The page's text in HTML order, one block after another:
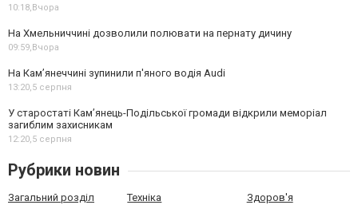
10:18,Вчора
На Хмельниччині дозволили полювати на пернату дичину
09:59,Вчора
На Камʼянеччині зупинили п'яного водія Audi
13:20,5 серпня
У старостаті Кам’янець-Подільської громади відкрили меморіал
загиблим захисникам
12:20,5 серпня
Рубрики новин
Загальний розділ Техніка Здоров'я